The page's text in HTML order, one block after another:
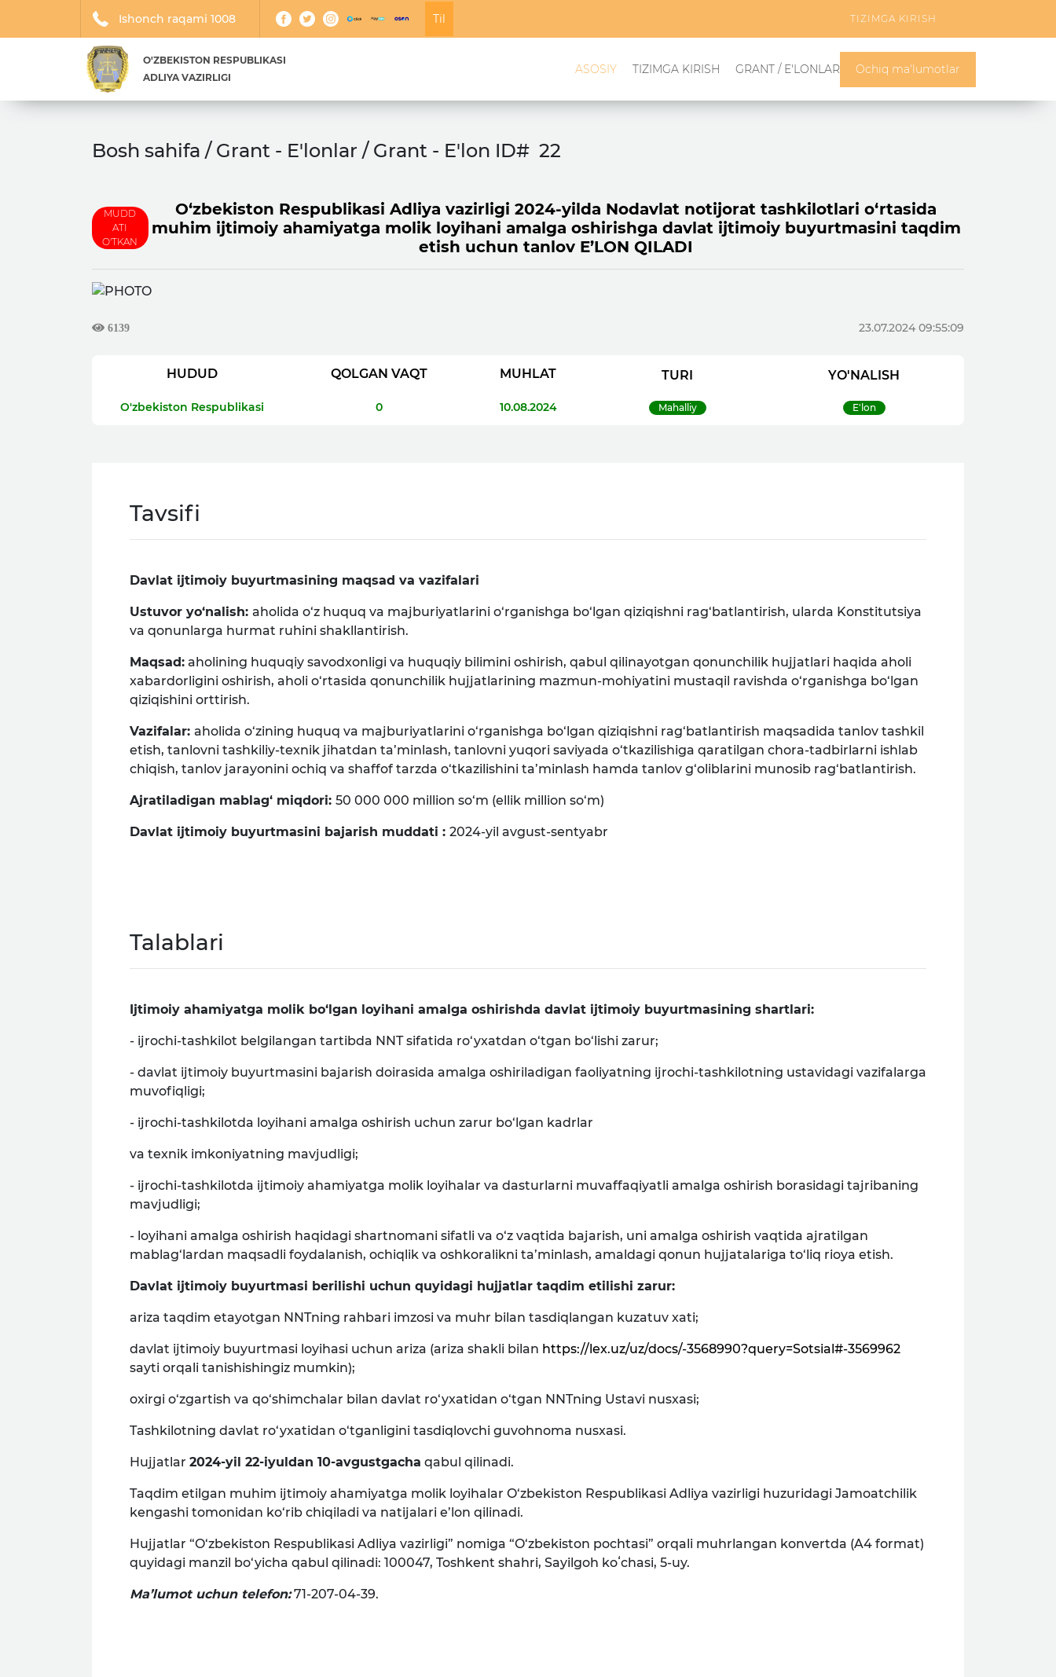
Ishonch raqami 1008 Til TIZIMGA KIRISH
O'ZBEKISTON RESPUBLIKASI
ADLIYA VAZIRLIGI
ASOSIY TIZIMGA KIRISH GRANT / E'LONLAR Ochiq ma'lumotlar
Bosh sahifa / Grant - E'lonlar / Grant - E'lon ID# 22
MUDD
ATI
O'TKAN
O‘zbekiston Respublikasi Adliya vazirligi 2024-yilda Nodavlat notijorat tashkilotlari o‘rtasida
muhim ijtimoiy ahamiyatga molik loyihani amalga oshirishga davlat ijtimoiy buyurtmasini taqdim
etish uchun tanlov E’LON QILADI
6139 23.07.2024 09:55:09
HUDUD
O'zbekiston Respublikasi
QOLGAN VAQT
0
MUHLAT
10.08.2024
TURI
Mahalliy
YO'NALISH
E'lon
Tavsifi
Davlat ijtimoiy buyurtmasining maqsad va vazifalari
Ustuvor yo‘nalish: aholida o‘z huquq va majburiyatlarini o‘rganishga bo‘lgan qiziqishni rag‘batlantirish, ularda Konstitutsiya
va qonunlarga hurmat ruhini shakllantirish.
Maqsad: aholining huquqiy savodxonligi va huquqiy bilimini oshirish, qabul qilinayotgan qonunchilik hujjatlari haqida aholi
xabardorligini oshirish, aholi o‘rtasida qonunchilik hujjatlarining mazmun-mohiyatini mustaqil ravishda o‘rganishga bo‘lgan
qiziqishini orttirish.
Vazifalar: aholida o‘zining huquq va majburiyatlarini o‘rganishga bo‘lgan qiziqishni rag‘batlantirish maqsadida tanlov tashkil
etish, tanlovni tashkiliy-texnik jihatdan ta’minlash, tanlovni yuqori saviyada o‘tkazilishiga qaratilgan chora-tadbirlarni ishlab
chiqish, tanlov jarayonini ochiq va shaffof tarzda o‘tkazilishini ta’minlash hamda tanlov g‘oliblarini munosib rag‘batlantirish.
Ajratiladigan mablag‘ miqdori: 50 000 000 million so‘m (ellik million so‘m)
Davlat ijtimoiy buyurtmasini bajarish muddati : 2024-yil avgust-sentyabr
Talablari
Ijtimoiy ahamiyatga molik bo‘lgan loyihani amalga oshirishda davlat ijtimoiy buyurtmasining shartlari:
- ijrochi-tashkilot belgilangan tartibda NNT sifatida ro‘yxatdan o‘tgan bo‘lishi zarur;
- davlat ijtimoiy buyurtmasini bajarish doirasida amalga oshiriladigan faoliyatning ijrochi-tashkilotning ustavidagi vazifalarga
muvofiqligi;
- ijrochi-tashkilotda loyihani amalga oshirish uchun zarur bo‘lgan kadrlar
va texnik imkoniyatning mavjudligi;
- ijrochi-tashkilotda ijtimoiy ahamiyatga molik loyihalar va dasturlarni muvaffaqiyatli amalga oshirish borasidagi tajribaning
mavjudligi;
- loyihani amalga oshirish haqidagi shartnomani sifatli va o‘z vaqtida bajarish, uni amalga oshirish vaqtida ajratilgan
mablag‘lardan maqsadli foydalanish, ochiqlik va oshkoralikni ta’minlash, amaldagi qonun hujjatalariga to‘liq rioya etish.
Davlat ijtimoiy buyurtmasi berilishi uchun quyidagi hujjatlar taqdim etilishi zarur:
ariza taqdim etayotgan NNTning rahbari imzosi va muhr bilan tasdiqlangan kuzatuv xati;
davlat ijtimoiy buyurtmasi loyihasi uchun ariza (ariza shakli bilan https://lex.uz/uz/docs/-3568990?query=Sotsial#-3569962
sayti orqali tanishishingiz mumkin);
oxirgi o‘zgartish va qo‘shimchalar bilan davlat ro‘yxatidan o‘tgan NNTning Ustavi nusxasi;
Tashkilotning davlat ro‘yxatidan o‘tganligini tasdiqlovchi guvohnoma nusxasi.
Hujjatlar 2024-yil 22-iyuldan 10-avgustgacha qabul qilinadi.
Taqdim etilgan muhim ijtimoiy ahamiyatga molik loyihalar O‘zbekiston Respublikasi Adliya vazirligi huzuridagi Jamoatchilik
kengashi tomonidan ko‘rib chiqiladi va natijalari e’lon qilinadi.
Hujjatlar “O‘zbekiston Respublikasi Adliya vazirligi” nomiga “O‘zbekiston pochtasi” orqali muhrlangan konvertda (A4 format)
quyidagi manzil bo‘yicha qabul qilinadi: 100047, Toshkent shahri, Sayilgoh koʻchasi, 5-uy.
Ma’lumot uchun telefon:71-207-04-39.